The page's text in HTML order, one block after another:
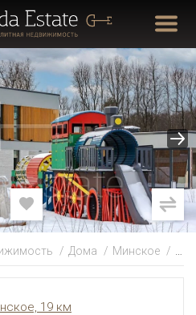
Дома Минское
19 км